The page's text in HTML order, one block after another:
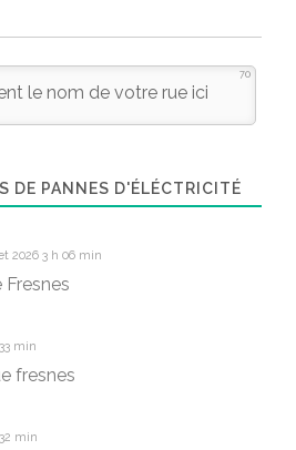
70
DE PANNES D'ÉLÉCTRICITÉ
2026 3 h 06 min
min
fresnes
min